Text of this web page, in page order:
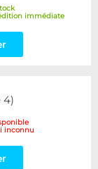
immédiate
4)
inconnu